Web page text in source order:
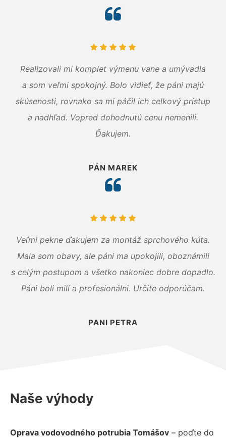
Realizovali mi komplet výmenu vane a umývadla
a som veľmi spokojný. Bolo vidieť, že páni majú
skúsenosti, rovnako sa mi páčil ich celkový prístup
a nadhľad. Vopred dohodnutú cenu nemenili.
Ďakujem.
PÁN MAREK
Veľmi pekne ďakujem za montáž sprchového kúta.
Mala som obavy, ale páni ma upokojili, oboznámili
s celým postupom a všetko nakoniec dobre dopadlo.
Páni boli milí a profesionálni. Určite odporúčam.
PANI PETRA
Naše výhody
Oprava vodovodného potrubia Tomášov – poďte do